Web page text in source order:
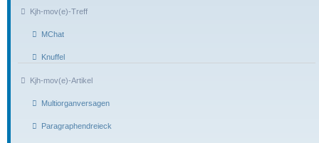
Kjh-mov(e)-Treff
MChat
Knuffel
Kjh-mov(e)-Artikel
Multiorganversagen
Paragraphendreieck